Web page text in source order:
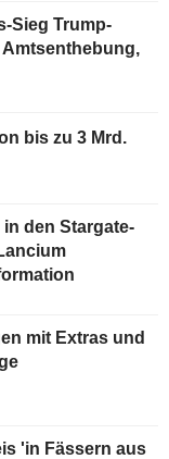
Sieg Trump-
bis zu 3 Mrd.
in den Stargate-
mit Extras und
'in Fässern aus